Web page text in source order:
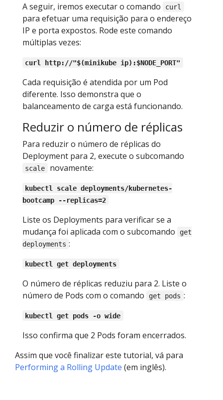
A seguir, iremos executar o comando curl
para efetuar uma requisição para o endereço
IP e porta expostos. Rode este comando
múltiplas vezes:
curl http://"$(minikube ip):$NODE_PORT"
Cada requisição é atendida por um Pod
diferente. Isso demonstra que o
balanceamento de carga está funcionando.
Reduzir o número de réplicas
Para reduzir o número de réplicas do
Deployment para 2, execute o subcomando
scale novamente:
kubectl scale deployments/kubernetes-
bootcamp --replicas=2
Liste os Deployments para verificar se a
mudança foi aplicada com o subcomando
get
deployments :
kubectl get deployments
O número de réplicas reduziu para 2. Liste o
número de Pods com o comando
get pods :
kubectl get pods -o wide
Isso confirma que 2 Pods foram encerrados.
Assim que você finalizar este tutorial, vá para
Performing a Rolling Update (em inglês).